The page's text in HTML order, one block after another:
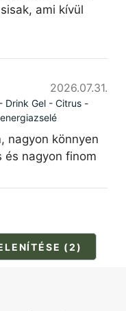
ami kívül
2026.07.31.
Drink Gel - Citrus -
nagyon könnyen
és nagyon finom
(2)